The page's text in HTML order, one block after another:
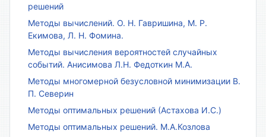
решений
Методы вычислений. О. Н. Гавришина, М. Р.
Екимова, Л. Н. Фомина.
Методы вычисления вероятностей случайных
событий. Анисимова Л.Н. Федоткин М.А.
Методы многомерной безусловной минимизации В.
П. Северин
Методы оптимальных решений (Астахова И.С.)
Методы оптимальных решений. М.А.Козлова